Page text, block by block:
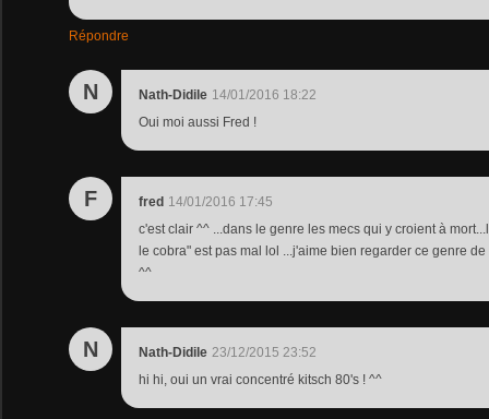
Répondre
N Nath-Didile 14/01/2016 18:22
Oui moi aussi Fred !
F fred 14/01/2016 17:45
c'est clair ^^ ...dans le genre les mecs qui y croient à
le cobra" est pas mal lol ...j'aime bien regarder ce genre
^^
N Nath-Didile 23/12/2015 23:52
hi hi, oui un vrai concentré kitsch 80's ! ^^